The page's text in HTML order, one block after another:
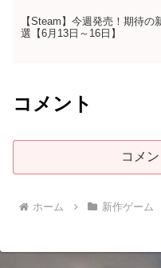
【Steam】今週発売！期待の
選【6月13日～16日】
コメント
コメ
ホーム 新作ゲーム